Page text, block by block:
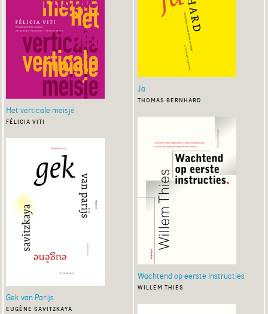
Het verticale meisje
félicia viti
Gek van Parijs
eugène savitzkaya
Ja
thomas bernhard
Wachtend op eerste instructies
willem thies